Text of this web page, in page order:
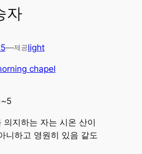
자
—제공light
chapel
의지하는 자는 시온 산이
니하고 영원히 있음 같도